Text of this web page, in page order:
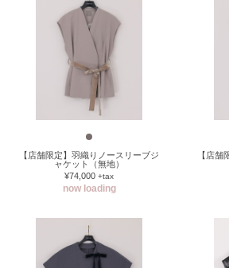
【店舗限定】羽織りノースリーブジ
ャケット（無地）
¥74,000 +tax
now loading
【店舗